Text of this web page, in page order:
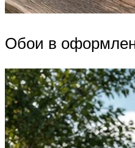
Обои в